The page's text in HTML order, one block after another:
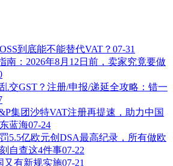
到底能不能替代VAT？ 07-31
南：2026年8月12日前，卖家究竟要做
交GST？注册/申报/递延全攻略：错一
集团沙特VAT注册再提速，助力中国
蓝海07-24
5.5亿欧元创DSA最高纪录，所有做欧
自查这4件事07-22
又有新规实施07-21